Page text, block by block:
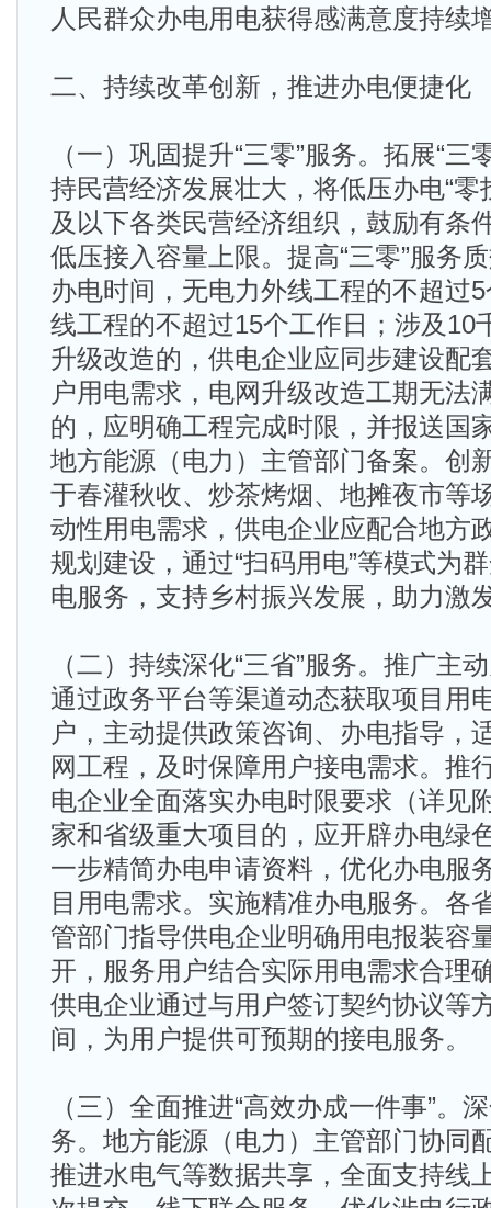
人民群众办电用电获得感满意度持续
二、持续改革创新，推进办电便捷化
（一）巩固提升“三零”服务。拓展“三
持民营经济发展壮大，将低压办电“零
及以下各类民营经济组织，鼓励有条
低压接入容量上限。提高“三零”服务
办电时间，无电力外线工程的不超过
线工程的不超过15个工作日；涉及10
升级改造的，供电企业应同步建设配
户用电需求，电网升级改造工期无法
的，应明确工程完成时限，并报送国
地方能源（电力）主管部门备案。创
于春灌秋收、炒茶烤烟、地摊夜市等
动性用电需求，供电企业应配合地方
规划建设，通过“扫码用电”等模式为
电服务，支持乡村振兴发展，助力激
（二）持续深化“三省”服务。推广主
通过政务平台等渠道动态获取项目用
户，主动提供政策咨询、办电指导，
网工程，及时保障用户接电需求。推
电企业全面落实办电时限要求（详见
家和省级重大项目的，应开辟办电绿
一步精简办电申请资料，优化办电服
目用电需求。实施精准办电服务。各
管部门指导供电企业明确用电报装容
开，服务用户结合实际用电需求合理
供电企业通过与用户签订契约协议等
间，为用户提供可预期的接电服务。
（三）全面推进“高效办成一件事”。
务。地方能源（电力）主管部门协同
推进水电气等数据共享，全面支持线